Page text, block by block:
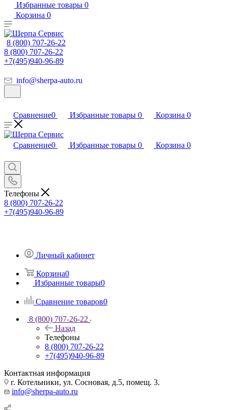
Избранные товары 0
Корзина 0
8 (800) 707-26-22
8 (800) 707-26-22
+7(495)940-96-89
info@sherpa-auto.ru
Сравнение0 Избранные товары 0 Корзина 0
Сравнение0 Избранные товары 0 Корзина 0
Телефоны
8 (800) 707-26-22
+7(495)940-96-89
Личный кабинет
Корзина0
Избранные товары0
Сравнение товаров0
8 (800) 707-26-22
Назад
Телефоны
8 (800) 707-26-22
+7(495)940-96-89
Контактная информация
г. Котельники, ул. Сосновая, д.5, помещ. 3.
info@sherpa-auto.ru